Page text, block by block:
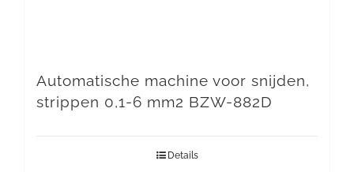
Automatische machine voor snijden,
strippen 0,1-6 mm2 BZW-882D
Details